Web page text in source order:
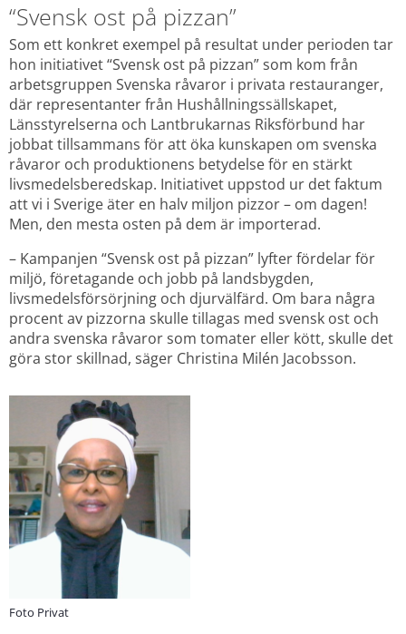
“Svensk ost på pizzan”
Som ett konkret exempel på resultat under perioden tar
hon initiativet “Svensk ost på pizzan” som kom från
arbetsgruppen Svenska råvaror i privata restauranger,
där representanter från Hushållningssällskapet,
Länsstyrelserna och Lantbrukarnas Riksförbund har
jobbat tillsammans för att öka kunskapen om svenska
råvaror och produktionens betydelse för en stärkt
livsmedelsberedskap. Initiativet uppstod ur det faktum
att vi i Sverige äter en halv miljon pizzor – om dagen!
Men, den mesta osten på dem är importerad.
– Kampanjen “Svensk ost på pizzan” lyfter fördelar för
miljö, företagande och jobb på landsbygden,
livsmedelsförsörjning och djurvälfärd. Om bara några
procent av pizzorna skulle tillagas med svensk ost och
andra svenska råvaror som tomater eller kött, skulle det
göra stor skillnad, säger Christina Milén Jacobsson.
Foto Privat